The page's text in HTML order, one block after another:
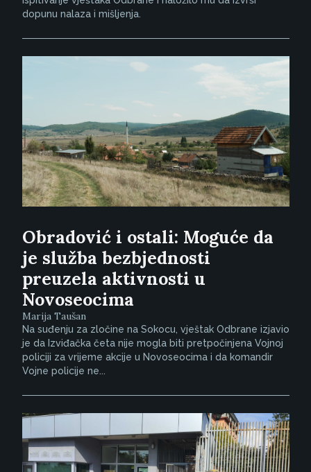
dopunu nalaza i mišljenja.
Obradović i ostali: Moguće da
je služba bezbjednosti
preuzela aktivnosti u
Novoseocima
Marija Taušan
Na suđenju za zločine na Sokocu, vještak Odbrane izjavio
je da Izviđačka četa nije mogla biti pretpočinjena Vojnoj
policiji za vrijeme akcije u Novoseocima i da komandir
Vojne policije ne...